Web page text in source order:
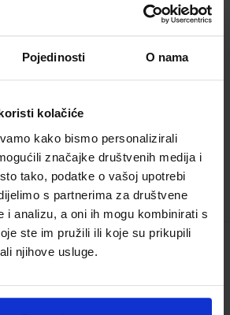
Pojedinosti O nama
kolačiće
kako bismo personalizirali
značajke društvenih medija i
tako, podatke o vašoj upotrebi
s partnerima za društvene
i analizu, a oni ih mogu kombinirati s
ste im pružili ili koje su prikupili
njihove usluge.
567071 Šifra omota:500239
Miklec Sanja Jakovljević
7059
23,78 €
TRENUTNO NIJE DOSTUPNO
2; zbirka zadataka za